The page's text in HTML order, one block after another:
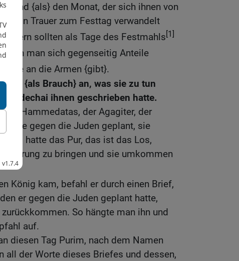
und {als} den Monat, der sich ihnen von
von Trauer zum Festtag verwandelt
feiern sollten als Tage des Festmahls[1]
man sich gegenseitig Anteile
an die Armen {gibt}.
{als Brauch} an, was sie zu tun
ihnen geschrieben hatte.
Hammedatas, der Agagiter, der
hatte gegen die Juden geplant, sie
und hatte das Pur, das ist das Los,
zu bringen und sie umkommen
König kam, befahl er durch einen Brief,
er gegen die Juden geplant hatte,
So hängte man ihn und
auf.
diesen Tag Purim, nach dem Namen
all der Worte dieses Briefes und dessen,